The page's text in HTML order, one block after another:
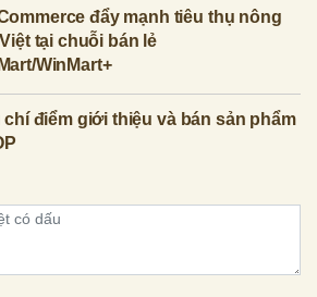
đẩy mạnh tiêu thụ nông
tại chuỗi bán lẻ
WinMart+
chí điểm giới thiệu và bán sản phẩm